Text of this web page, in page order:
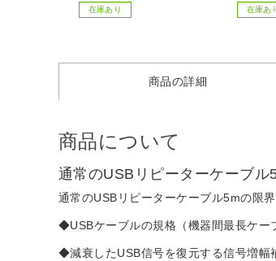
在庫あり 在庫あ
商品の詳細
商品について
通常のUSBリピーターケーブル
通常のUSBリピーターケーブル5mの限
◆USBケーブルの規格（機器間最長ケー
◆減衰したUSB信号を復元する信号増幅